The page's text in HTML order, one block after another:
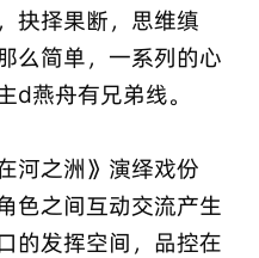
抉择果断，思维缜
么简单，一系列的心
d燕舟有兄弟线。
河之洲》演绎戏份
色之间互动交流产生
的发挥空间，品控在